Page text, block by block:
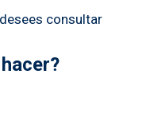
consultar